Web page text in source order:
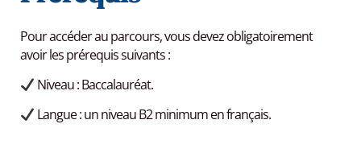
Pour accéder au parcours, vous devez obligatoirement
avoir les prérequis suivants :
Niveau : Baccalauréat.
Langue : un niveau B2 minimum en français.